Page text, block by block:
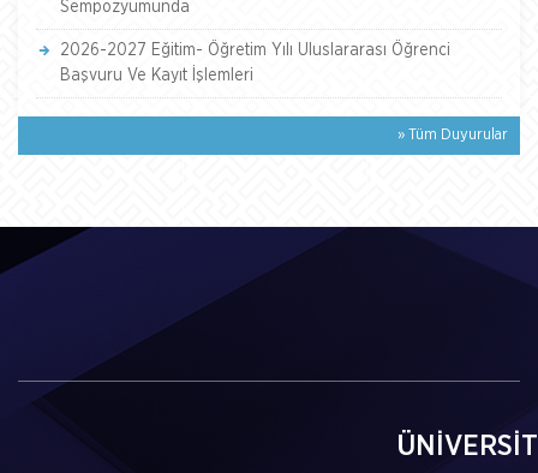
Sempozyumunda
2026-2027 Eğitim- Öğretim Yılı Uluslararası Öğrenci
Başvuru Ve Kayıt İşlemleri
» Tüm Duyurular